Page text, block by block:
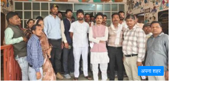
अपना शहर